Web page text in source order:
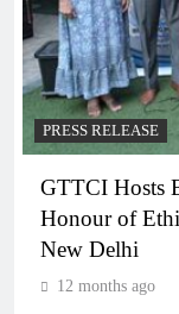
PRESS RELEASE
GTTCI Hosts
Honour of
New Delhi
12 months ago